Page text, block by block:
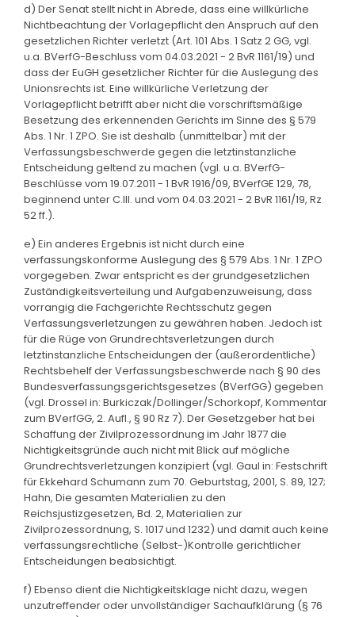
d) Der Senat stellt nicht in Abrede, dass eine willkürliche
Nichtbeachtung der Vorlagepflicht den Anspruch auf den
gesetzlichen Richter verletzt (Art. 101 Abs. 1 Satz 2 GG, vgl.
u.a. BVerfG-Beschluss vom 04.03.2021 - 2 BvR 1161/19) und
dass der EuGH gesetzlicher Richter für die Auslegung des
Unionsrechts ist. Eine willkürliche Verletzung der
Vorlagepflicht betrifft aber nicht die vorschriftsmäßige
Besetzung des erkennenden Gerichts im Sinne des § 579
Abs. 1 Nr. 1 ZPO. Sie ist deshalb (unmittelbar) mit der
Verfassungsbeschwerde gegen die letztinstanzliche
Entscheidung geltend zu machen (vgl. u.a. BVerfG-
Beschlüsse vom 19.07.2011 - 1 BvR 1916/09, BVerfGE 129, 78,
beginnend unter C.III. und vom 04.03.2021 - 2 BvR 1161/19, Rz
52 ff.).
e) Ein anderes Ergebnis ist nicht durch eine
verfassungskonforme Auslegung des § 579 Abs. 1 Nr. 1 ZPO
vorgegeben. Zwar entspricht es der grundgesetzlichen
Zuständigkeitsverteilung und Aufgabenzuweisung, dass
vorrangig die Fachgerichte Rechtsschutz gegen
Verfassungsverletzungen zu gewähren haben. Jedoch ist
für die Rüge von Grundrechtsverletzungen durch
letztinstanzliche Entscheidungen der (außerordentliche)
Rechtsbehelf der Verfassungsbeschwerde nach § 90 des
Bundesverfassungsgerichtsgesetzes (BVerfGG) gegeben
(vgl. Drossel in: Burkiczak/Dollinger/Schorkopf, Kommentar
zum BVerfGG, 2. Aufl., § 90 Rz 7). Der Gesetzgeber hat bei
Schaffung der Zivilprozessordnung im Jahr 1877 die
Nichtigkeitsgründe auch nicht mit Blick auf mögliche
Grundrechtsverletzungen konzipiert (vgl. Gaul in: Festschrift
für Ekkehard Schumann zum 70. Geburtstag, 2001, S. 89, 127;
Hahn, Die gesamten Materialien zu den
Reichsjustizgesetzen, Bd. 2, Materialien zur
Zivilprozessordnung, S. 1017 und 1232) und damit auch keine
verfassungsrechtliche (Selbst-)Kontrolle gerichtlicher
Entscheidungen beabsichtigt.
f) Ebenso dient die Nichtigkeitsklage nicht dazu, wegen
unzutreffender oder unvollständiger Sachaufklärung (§ 76